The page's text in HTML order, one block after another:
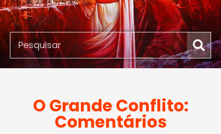
O Grande Conflito:
Comentários